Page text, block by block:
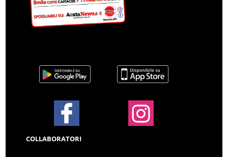
COLLABORATORI